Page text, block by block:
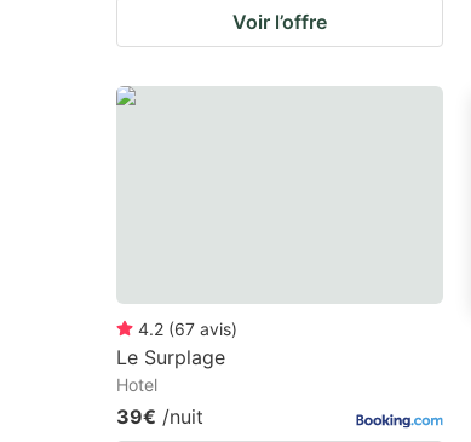
Voir l’offre
4.2 (67 avis)
Le Surplage
Hotel
39€ /nuit